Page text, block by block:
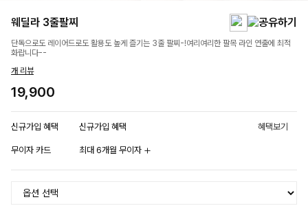
웨딜라 3줄팔찌
단독으로도 레이어드로도 활용도 높게 즐기는 3줄 팔찌-!여리여리한 팔목 라인 연출에 최적
화랍니다--
개 리뷰
19,900
신규가입 혜택 신규가입 혜택 혜택보기
무이자 카드 최대 6개월 무이자